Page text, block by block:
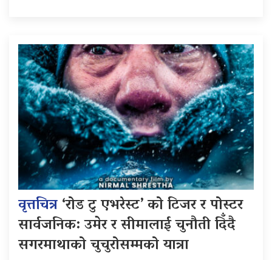
वृत्तचित्र‘रोड टु एभरेस्ट’ को टिजर र पोस्टर
सार्वजनिक: उमेर र सीमालाई चुनौती दिँदै
सगरमाथाको चुचुरोसम्मको यात्रा